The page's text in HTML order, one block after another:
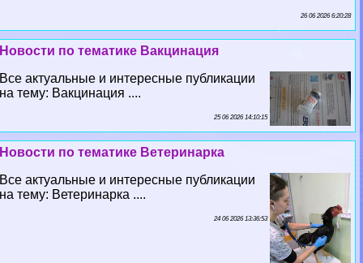
26 06 2026 6:20:28
Новости по тематике Вакцинация
Все актуальные и интересные публикации
на тему: Вакцинация ....
25 06 2026 14:10:15
Новости по тематике Ветеринарка
Все актуальные и интересные публикации
на тему: Ветеринарка ....
24 06 2026 13:36:53